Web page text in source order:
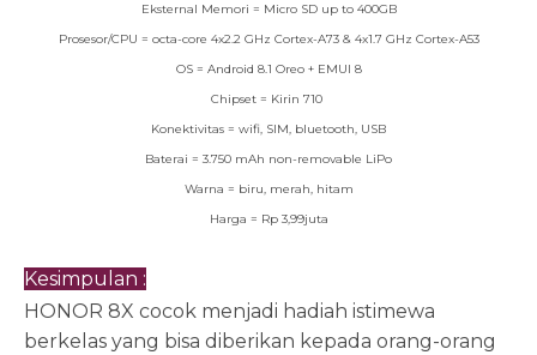
Eksternal Memori = Micro SD up to 400GB
Prosesor/CPU = octa-core 4x2.2 GHz Cortex-A73 & 4x1.7 GHz Cortex-A53
OS = Android 8.1 Oreo + EMUI 8
Chipset = Kirin 710
Konektivitas = wifi, SIM, bluetooth, USB
Baterai = 3.750 mAh non-removable LiPo
Warna = biru, merah, hitam
Harga = Rp 3,99juta
Kesimpulan :
HONOR 8X cocok menjadi hadiah istimewa
berkelas yang bisa diberikan kepada orang-orang